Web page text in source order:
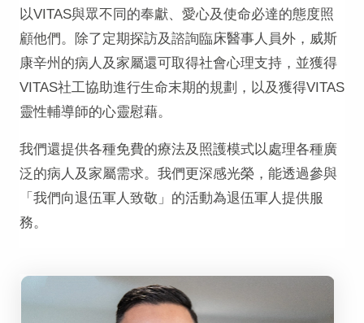
以VITAS與眾不同的奉獻、愛心及使命必達的態度照
顧他們。除了定期探訪及諮詢臨床醫事人員外，威斯
康辛州的病人及家屬還可取得社會心理支持，並獲得
VITAS社工協助進行生命末期的規劃，以及獲得VITAS
靈性輔導師的心靈慰藉。
我們還提供各種免費的療法及照護模式以處理各種廣
泛的病人及家屬需求。我們更深感光榮，能透過參與
「我們向退伍軍人致敬」的活動為退伍軍人提供服
務。